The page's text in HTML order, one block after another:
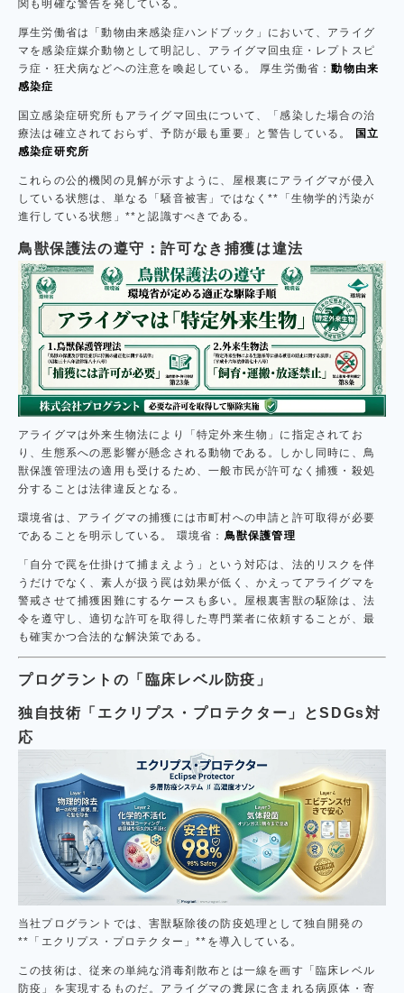
関も明確な警告を発している。
厚生労働省は「動物由来感染症ハンドブック」において、アライグ
マを感染症媒介動物として明記し、アライグマ回虫症・レプトスピ
ラ症・狂犬病などへの注意を喚起している。 厚生労働省：動物由来
感染症
国立感染症研究所もアライグマ回虫について、「感染した場合の治
療法は確立されておらず、予防が最も重要」と警告している。 国立
感染症研究所
これらの公的機関の見解が示すように、屋根裏にアライグマが侵入
している状態は、単なる「騒音被害」ではなく**「生物学的汚染が
進行している状態」**と認識すべきである。
鳥獣保護法の遵守：許可なき捕獲は違法
アライグマは外来生物法により「特定外来生物」に指定されてお
り、生態系への悪影響が懸念される動物である。しかし同時に、鳥
獣保護管理法の適用も受けるため、一般市民が許可なく捕獲・殺処
分することは法律違反となる。
環境省は、アライグマの捕獲には市町村への申請と許可取得が必要
であることを明示している。 環境省： 鳥獣保護管理
「自分で罠を仕掛けて捕まえよう」という対応は、法的リスクを伴
うだけでなく、素人が扱う罠は効果が低く、かえってアライグマを
警戒させて捕獲困難にするケースも多い。屋根裏害獣の駆除は、法
令を遵守し、適切な許可を取得した専門業者に依頼することが、最
も確実かつ合法的な解決策である。
プログラントの「臨床レベル防疫」
独自技術「エクリプス・プロテクター」とSDGs対
応
当社プログラントでは、害獣駆除後の防疫処理として独自開発の
**「エクリプス・プロテクター」**を導入している。
この技術は、従来の単純な消毒剤散布とは一線を画す「臨床レベル
防疫」を実現するものだ。アライグマの糞尿に含まれる病原体・寄